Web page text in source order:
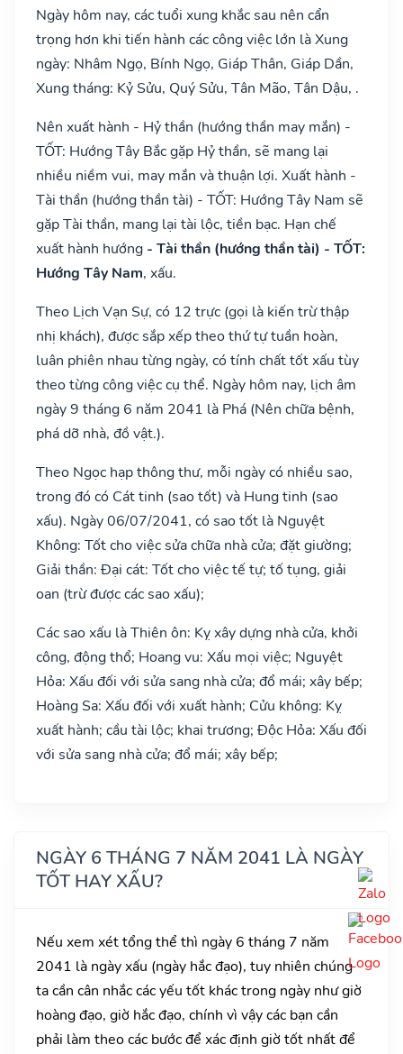
Ngày hôm nay, các tuổi xung khắc sau nên cẩn
trọng hơn khi tiến hành các công việc lớn là Xung
ngày: Nhâm Ngọ, Bính Ngọ, Giáp Thân, Giáp Dần,
Xung tháng: Kỷ Sửu, Quý Sửu, Tân Mão, Tân Dậu, .
Nên xuất hành - Hỷ thần (hướng thần may mắn) -
TỐT: Hướng Tây Bắc gặp Hỷ thần, sẽ mang lại
nhiều niềm vui, may mắn và thuận lợi. Xuất hành -
Tài thần (hướng thần tài) - TỐT: Hướng Tây Nam sẽ
gặp Tài thần, mang lại tài lộc, tiền bạc. Hạn chế
xuất hành hướng - Tài thần (hướng thần tài) - TỐT:
Hướng Tây Nam, xấu.
Theo Lịch Vạn Sự, có 12 trực (gọi là kiến trừ thập
nhị khách), được sắp xếp theo thứ tự tuần hoàn,
luân phiên nhau từng ngày, có tính chất tốt xấu tùy
theo từng công việc cụ thể. Ngày hôm nay, lịch âm
ngày 9 tháng 6 năm 2041 là Phá (Nên chữa bệnh,
phá dỡ nhà, đồ vật.).
Theo Ngọc hạp thông thư, mỗi ngày có nhiều sao,
trong đó có Cát tinh (sao tốt) và Hung tinh (sao
xấu). Ngày 06/07/2041, có sao tốt là Nguyệt
Không: Tốt cho việc sửa chữa nhà cửa; đặt giường;
Giải thần: Đại cát: Tốt cho việc tế tự; tố tụng, giải
oan (trừ được các sao xấu);
Các sao xấu là Thiên ôn: Kỵ xây dựng nhà cửa, khởi
công, động thổ; Hoang vu: Xấu mọi việc; Nguyệt
Hỏa: Xấu đối với sửa sang nhà cửa; đổ mái; xây bếp;
Hoàng Sa: Xấu đối với xuất hành; Cửu không: Kỵ
xuất hành; cầu tài lộc; khai trương; Độc Hỏa: Xấu đối
với sửa sang nhà cửa; đổ mái; xây bếp;
NGÀY 6 THÁNG 7 NĂM 2041 LÀ NGÀY
TỐT HAY XẤU?
Nếu xem xét tổng thể thì ngày 6 tháng 7 năm
2041 là ngày xấu (ngày hắc đạo), tuy nhiên chúng
ta cần cân nhắc các yếu tốt khác trong ngày như giờ
hoàng đạo, giờ hắc đạo, chính vì vậy các bạn cần
phải làm theo các bước để xác định giờ tốt nhất để